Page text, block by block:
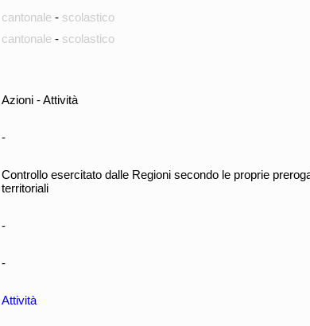
cantonale - scolastico
cantonale - scolastico
Azioni - Attività
-
Controllo esercitato dalle Regioni secondo le proprie
territoriali
-
-
Attività